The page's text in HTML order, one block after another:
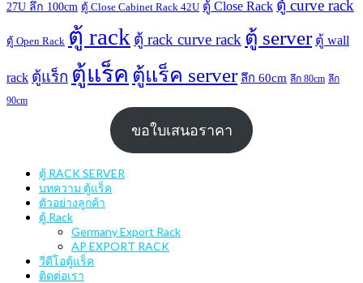
27U ลึก 100cm ตู้ Close Cabinet Rack 42U ตู้ Close Rack ตู้ curve rack
ตู้ Open Rack ตู้ rack ตู้ rack curve rack ตู้ server ตู้ wall
rack ตู้แร็ก ตู้แร็ค ตู้แร็ค server ลึก 60cm ลึก 80cm ลึก
90cm
ขอใบเสนอราคา
ตู้ RACK SERVER
บทความ ตู้แร็ค
ตัวอย่างลูกค้า
ตู้ Rack
Germany Export Rack
AP EXPORT RACK
วีดีโอตู้แร็ค
ติดต่อเรา